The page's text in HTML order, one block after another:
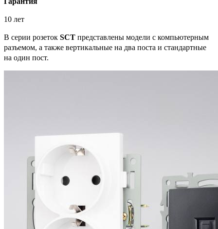
10 лет
В серии розеток SCT представлены модели с компьютерным
разъемом, а также вертикальные на два поста и стандартные
на один пост.